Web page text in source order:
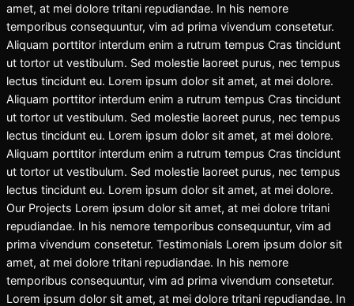
amet, at mei dolore tritani repudiandae. In his nemore
temporibus consequuntur, vim ad prima vivendum consetetur.
Aliquam porttitor interdum enim a rutrum tempus Cras tincidunt
ut tortor ut vestibulum. Sed molestie laoreet purus, nec tempus
lectus tincidunt eu. Lorem ipsum dolor sit amet, at mei dolore.
Aliquam porttitor interdum enim a rutrum tempus Cras tincidunt
ut tortor ut vestibulum. Sed molestie laoreet purus, nec tempus
lectus tincidunt eu. Lorem ipsum dolor sit amet, at mei dolore.
Aliquam porttitor interdum enim a rutrum tempus Cras tincidunt
ut tortor ut vestibulum. Sed molestie laoreet purus, nec tempus
lectus tincidunt eu. Lorem ipsum dolor sit amet, at mei dolore.
Our Projects Lorem ipsum dolor sit amet, at mei dolore tritani
repudiandae. In his nemore temporibus consequuntur, vim ad
prima vivendum consetetur. Testimonials Lorem ipsum dolor sit
amet, at mei dolore tritani repudiandae. In his nemore
temporibus consequuntur, vim ad prima vivendum consetetur.
Lorem ipsum dolor sit amet, at mei dolore tritani repudiandae. In